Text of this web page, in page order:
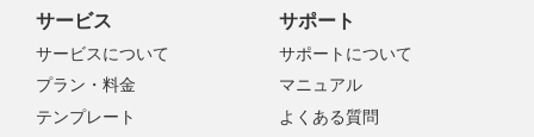
サービス
サービスについて
プラン・料金
テンプレート
サポート
サポートについて
マニュアル
よくある質問